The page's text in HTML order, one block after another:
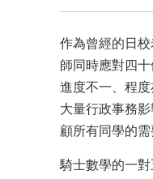
作為曾經的日
師同時應對四
進度不一、程
大量行政事務
顧所有同學的需
騎士數學的一